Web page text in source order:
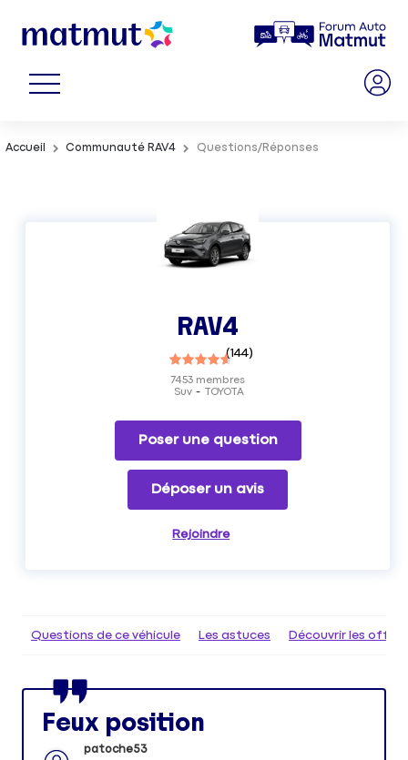
Accueil Communauté RAV4 Questions/Réponses
RAV4
(144)
Suv TOYOTA
7453 membres
Poser une question
Déposer un avis
Rejoindre
Questions de ce véhicule Les astuces Découvrir les
Feux position
patoche53